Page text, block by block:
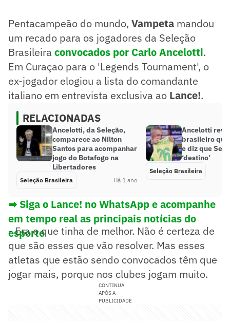
Pentacampeão do mundo, Vampeta mandou
um recado para os jogadores da Seleção
Brasileira convocados por Carlo Ancelotti.
Em Curaçao para o 'Legends Tournament', o
ex-jogador elogiou a lista do comandante
italiano em entrevista exclusiva ao Lance!.
RELACIONADAS
Ancelotti, da Seleção,
comparece ao Nilton
Santos para acompanhar
jogo do Botafogo na
Libertadores
Seleção Brasileira Há 1 ano
Ancelotti
brasileiro
e diz que
‘destino’
Seleção Brasileira
➡ Siga o Lance! no WhatsApp e acompanhe
em tempo real as principais notícias do
esporte
- Era o que tinha de melhor. Não é certeza de
que são esses que vão resolver. Mas esses
atletas que estão sendo convocados têm que
jogar mais, porque nos clubes jogam muito.
CONTINUA
APÓS A
PUBLICIDADE